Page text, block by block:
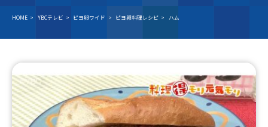
ニュース
アナウンサー
Announcer
イベント
Event
HOME > YBCテレビ > ピヨ卵ワイド > ピヨ卵料理レシピ > ハム